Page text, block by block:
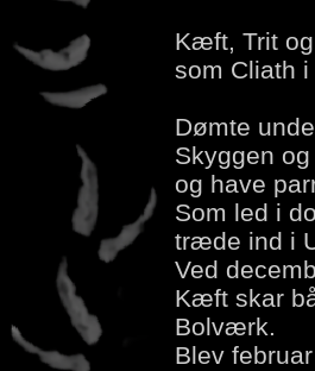
Kæft, Trit
som Cliath
Dømte
Skyggen
og have
Som led i
træde ind i
Ved
Kæft skar
Bolværk.
Blev